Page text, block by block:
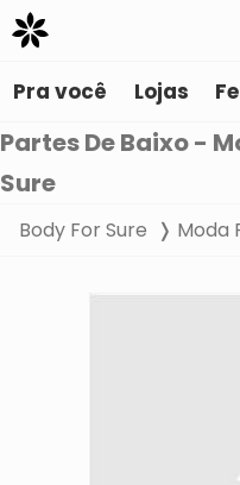
Pra você Lojas
Partes De Baixo -
Sure
Body For Sure Moda